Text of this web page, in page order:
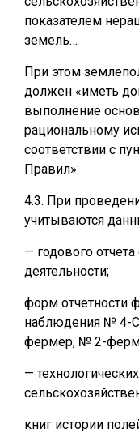
показателем
земель…
При этом
должен «иметь
выполнение
рациональному
соответствии с
Правил»:
4.3. При
учитываются
— годового
деятельности;
форм отчетности
наблюдения № 4-
фермер, № 2-
—
книг истории